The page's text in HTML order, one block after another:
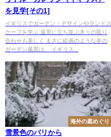
を見学[その1]
イギリスでガーデン・デザインやランドス
ケープを学ぶ 遠景に立ち並ぶ木々の取り
合わせも美しく まさに絵画のような冬の
ガーデン風景は、 イギリス...
海外の庭めぐり
雪景色のパリから